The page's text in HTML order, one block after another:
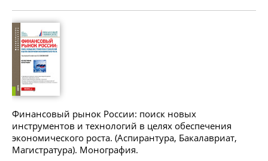
Финансовый рынок России: поиск новых
инструментов и технологий в целях обеспечения
экономического роста. (Аспирантура, Бакалавриат,
Магистратура). Монография.